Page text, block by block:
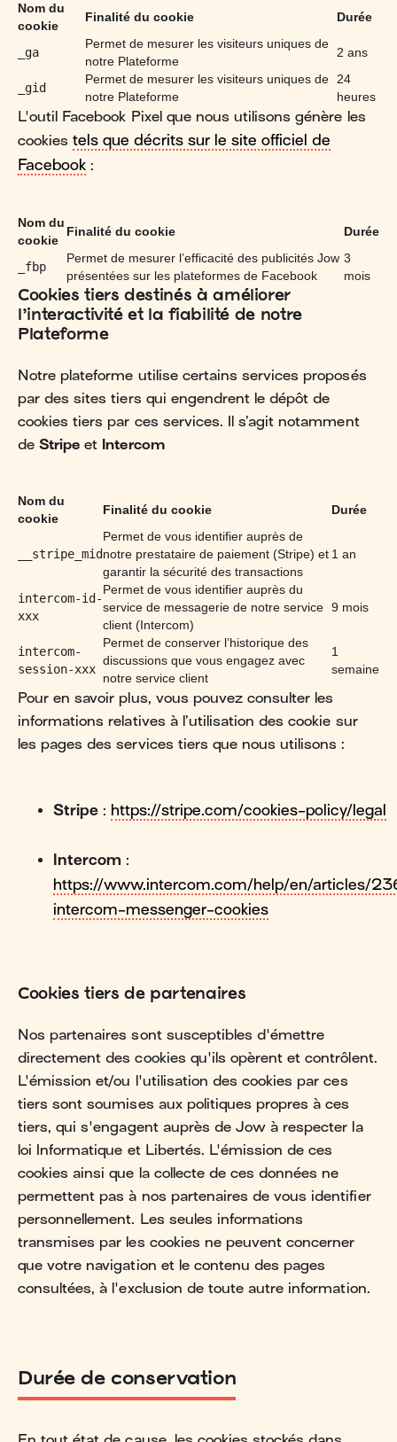
Nom du
cookie
Finalité du cookie Durée
_ga
Permet de mesurer les visiteurs uniques de
notre Plateforme
2 ans
_gid
Permet de mesurer les visiteurs uniques de
notre Plateforme
24
heures
L'outil Facebook Pixel que nous utilisons génère les
cookiestels que décrits sur le site officiel de
Facebook :
Nom du
cookie
Finalité du cookie Durée
_fbp
Permet de mesurer l’efficacité des publicités Jow
présentées sur les plateformes de Facebook
3
mois
Cookies tiers destinés à améliorer
l’interactivité et la fiabilité de notre
Plateforme
Notre plateforme utilise certains services proposés
par des sites tiers qui engendrent le dépôt de
cookies tiers par ces services. Il s’agit notamment
deStripe et Intercom
Nom du
cookie
Finalité du cookie Durée
__stripe_mid
Permet de vous identifier auprès de
notre prestataire de paiement (Stripe) et
garantir la sécurité des transactions
1 an
intercom-id-
xxx
Permet de vous identifier auprès du
service de messagerie de notre service
client (Intercom)
9 mois
intercom-
session-xxx
Permet de conserver l’historique des
discussions que vous engagez avec
notre service client
1
semaine
Pour en savoir plus, vous pouvez consulter les
informations relatives à l’utilisation des cookie sur
les pages des services tiers que nous utilisons :
Stripe : https://stripe.com/cookies-policy/legal
Intercom :
https://www.intercom.com/help/en/articles/
intercom-messenger-cookies
Cookies tiers de partenaires
Nos partenaires sont susceptibles d'émettre
directement des cookies qu'ils opèrent et contrôlent.
L'émission et/ou l'utilisation des cookies par ces
tiers sont soumises aux politiques propres à ces
tiers, qui s'engagent auprès de Jow à respecter la
loi Informatique et Libertés. L'émission de ces
cookies ainsi que la collecte de ces données ne
permettent pas à nos partenaires de vous identifier
personnellement. Les seules informations
transmises par les cookies ne peuvent concerner
que votre navigation et le contenu des pages
consultées, à l'exclusion de toute autre information.
Durée de conservation